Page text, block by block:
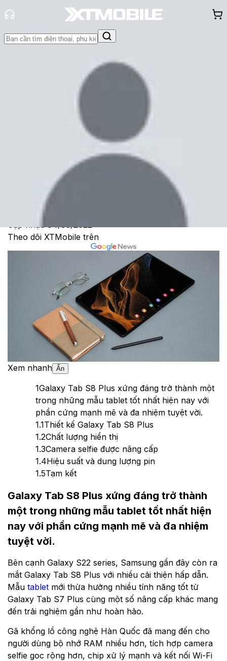
Đánh Giá - Trên Tay
Hỏi đáp Thông báo
Đánh giá Galaxy Tab S8 Plus: Phần
cứng mạnh mẽ, đa nhiệm mượt mà
Cam Ngoan
Ngày đăng:
Cập nhật:04/03/2022
Theo dõi XTMobile trên
Xem nhanh Ẩn
1Galaxy Tab S8 Plus xứng đáng trở thành một
trong những mẫu tablet tốt nhất hiện nay với
phần cứng mạnh mẽ và đa nhiệm tuyệt vời.
1.1Thiết kế Galaxy Tab S8 Plus
1.2Chất lượng hiển thị
1.3Camera selfie được nâng cấp
1.4Hiệu suất và dung lượng pin
1.5Tạm kết
Galaxy Tab S8 Plus xứng đáng trở thành
một trong những mẫu tablet tốt nhất hiện
nay với phần cứng mạnh mẽ và đa nhiệm
tuyệt vời.
Bên cạnh Galaxy S22 series, Samsung gần đây còn ra
mắt Galaxy Tab S8 Plus với nhiều cải thiện hấp dẫn.
Mẫu tablet mới thừa hưởng nhiều tính năng tốt từ
Galaxy Tab S7 Plus cùng một số nâng cấp khác mang
đến trải nghiệm gần như hoàn hảo.
Gã khổng lồ công nghệ Hàn Quốc đã mang đến cho
người dùng bộ nhớ RAM nhiều hơn, tích hợp camera
selfie goc rộng hơn, chip xử lý mạnh và kết nối Wi-Fi